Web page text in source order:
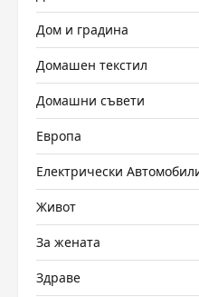
Дом и градина
Домашен текстил
Домашни съвети
Европа
Електрически
Живот
За жената
Здраве